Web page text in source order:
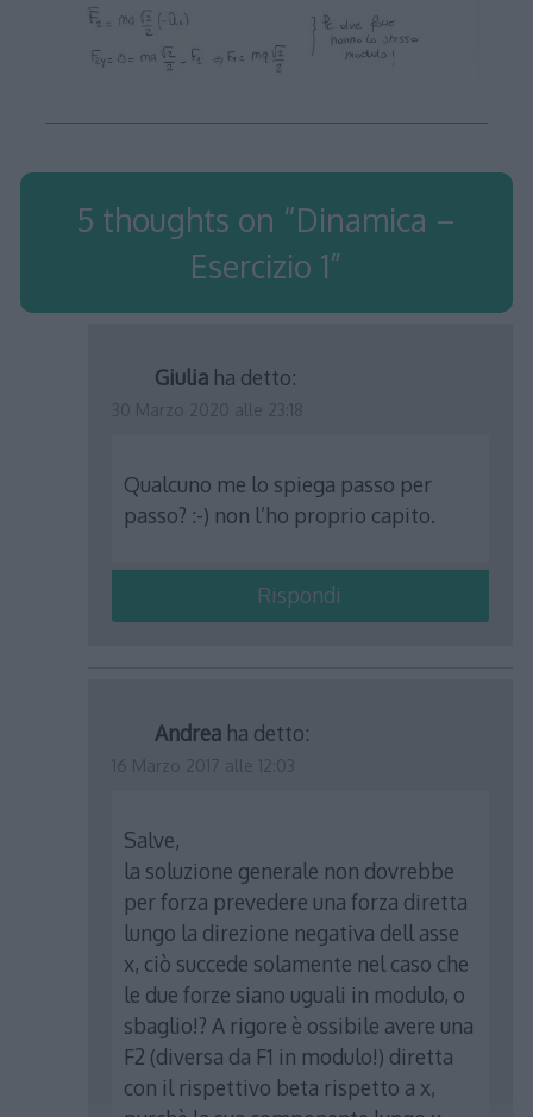
5 thoughts on “Dinamica –
Esercizio 1”
Giulia ha detto:
Qualcuno me lo spiega passo per
passo? :-) non l’ho proprio capito.
Rispondi
Andrea ha detto:
Salve,
la soluzione generale non dovrebbe
per forza prevedere una forza diretta
lungo la direzione negativa dell asse
x, ciò succede solamente nel caso che
le due forze siano uguali in modulo, o
sbaglio!? A rigore è ossibile avere una
F2 (diversa da F1 in modulo!) diretta
con il rispettivo beta rispetto a x,